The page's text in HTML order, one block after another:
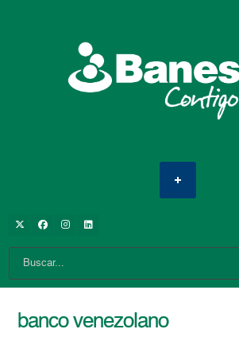
banco venezolano